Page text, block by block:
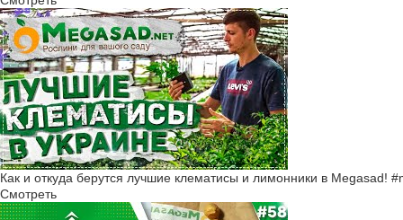
Как и откуда берутся лучшие клематисы и лимонники в Megasad!
Смотреть